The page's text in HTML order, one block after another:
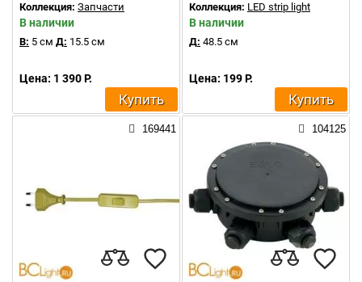
Коллекция: Запчасти
В наличии
В: 5 см Д: 15.5 см
Цена: 1 390 Р.
Купить
Коллекция: LED strip light
В наличии
Д: 48.5 см
Цена: 199 Р.
Купить
169441 104125